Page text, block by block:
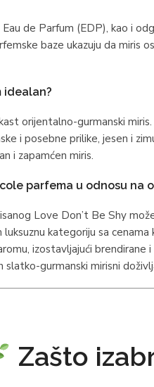
de Parfum (EDP), kao i
baze ukazuju da miris
idealan?
orijentalno-gurmanski
i posebne prilike, jesen i
i zapamćen miris.
parfema u odnosu na
Love Don’t Be Shy
kategoriju sa
izostavljajući
gurmanski mirisni
Zašto